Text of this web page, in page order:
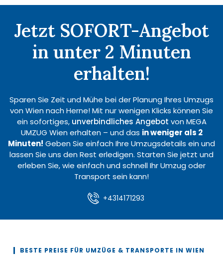
Jetzt SOFORT-Angebot
in unter 2 Minuten
erhalten!
Sparen Sie Zeit und Mühe bei der Planung Ihres Umzugs
von Wien nach Herne! Mit nur wenigen Klicks können Sie
ein sofortiges, unverbindliches Angebot von MEGA
UMZUG Wien erhalten – und das in weniger als 2
Minuten! Geben Sie einfach Ihre Umzugsdetails ein und
lassen Sie uns den Rest erledigen. Starten Sie jetzt und
erleben Sie, wie einfach und schnell Ihr Umzug oder
Transport sein kann!
+4314171293
BESTE PREISE FÜR UMZÜGE & TRANSPORTE IN WIEN